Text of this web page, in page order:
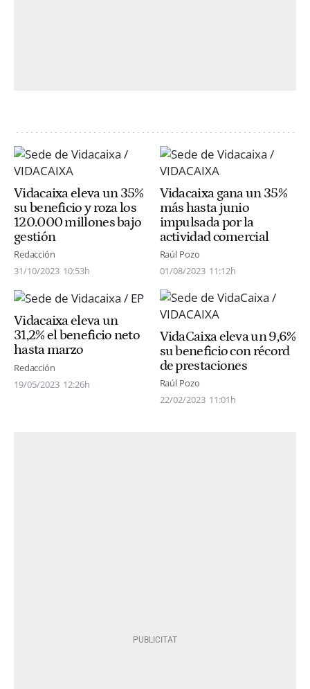
Vidacaixa eleva un 35%
su beneficio y roza los
120.000 millones bajo
gestión
Redacción
31/10/2023 10:53h
Vidacaixa gana un 35%
más hasta junio
impulsada por la
actividad comercial
Raúl Pozo
01/08/2023 11:12h
Vidacaixa eleva un
31,2% el beneficio neto
hasta marzo
Redacción
19/05/2023 12:26h
VidaCaixa eleva un 9,6%
su beneficio con récord
de prestaciones
Raúl Pozo
22/02/2023 11:01h